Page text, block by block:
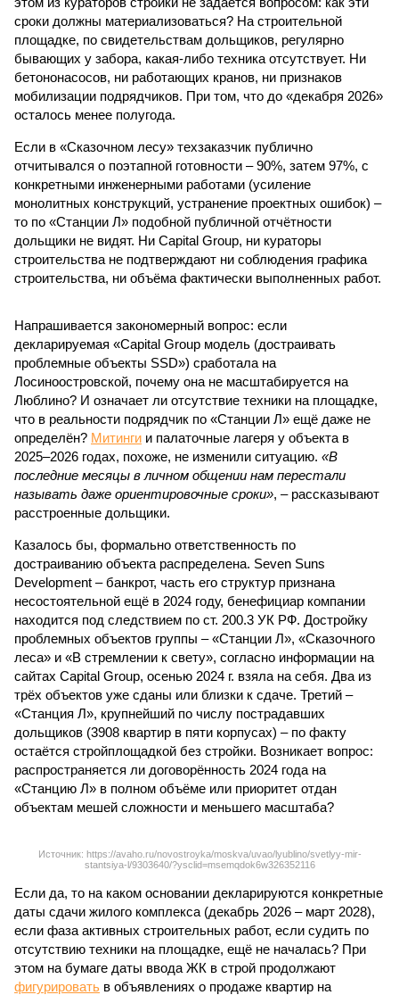
сроки должны материализоваться? На строительной
площадке, по свидетельствам дольщиков, регулярно
бывающих у забора, какая-либо техника отсутствует. Ни
бетононасосов, ни работающих кранов, ни признаков
мобилизации подрядчиков. При том, что до «декабря 2026»
осталось менее полугода.
Если в «Сказочном лесу» техзаказчик публично
отчитывался о поэтапной готовности – 90%, затем 97%, с
конкретными инженерными работами (усиление
монолитных конструкций, устранение проектных ошибок) –
то по «Станции Л» подобной публичной отчётности
дольщики не видят. Ни Capital Group, ни кураторы
строительства не подтверждают ни соблюдения графика
строительства, ни объёма фактически выполненных работ.
Напрашивается закономерный вопрос: если
декларируемая «Capital Group модель (достраивать
проблемные объекты SSD») сработала на
Лосиноостровской, почему она не масштабируется на
Люблино? И означает ли отсутствие техники на площадке,
что в реальности подрядчик по «Станции Л» ещё даже не
определён? Митинги и палаточные лагеря у объекта в
2025–2026 годах, похоже, не изменили ситуацию. «В
последние месяцы в личном общении нам перестали
называть даже ориентировочные сроки», – рассказывают
расстроенные дольщики.
Казалось бы, формально ответственность по
достраиванию объекта распределена. Seven Suns
Development – банкрот, часть его структур признана
несостоятельной ещё в 2024 году, бенефициар компании
находится под следствием по ст. 200.3 УК РФ. Достройку
проблемных объектов группы – «Станции Л», «Сказочного
леса» и «В стремлении к свету», согласно информации на
сайтах Capital Group, осенью 2024 г. взяла на себя. Два из
трёх объектов уже сданы или близки к сдаче. Третий –
«Станция Л», крупнейший по числу пострадавших
дольщиков (3908 квартир в пяти корпусах) – по факту
остаётся стройплощадкой без стройки. Возникает вопрос:
распространяется ли договорённость 2024 года на
«Станцию Л» в полном объёме или приоритет отдан
объектам мешей сложности и меньшего масштаба?
Источник: https://avaho.ru/novostroyka/moskva/uvao/lyublino/svetlyy-mir-
stantsiya-l/9303640/?ysclid=msemqdok6w326352116
Если да, то на каком основании декларируются конкретные
даты сдачи жилого комплекса (декабрь 2026 – март 2028),
если фаза активных строительных работ, если судить по
отсутствию техники на площадке, ещё не началась? При
этом на бумаге даты ввода ЖК в строй продолжают
фигурировать в объявлениях о продаже квартир на